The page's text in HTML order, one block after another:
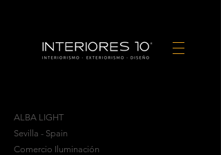
ALBA LIGHT
Sevilla - Spain
Comercio Iluminación